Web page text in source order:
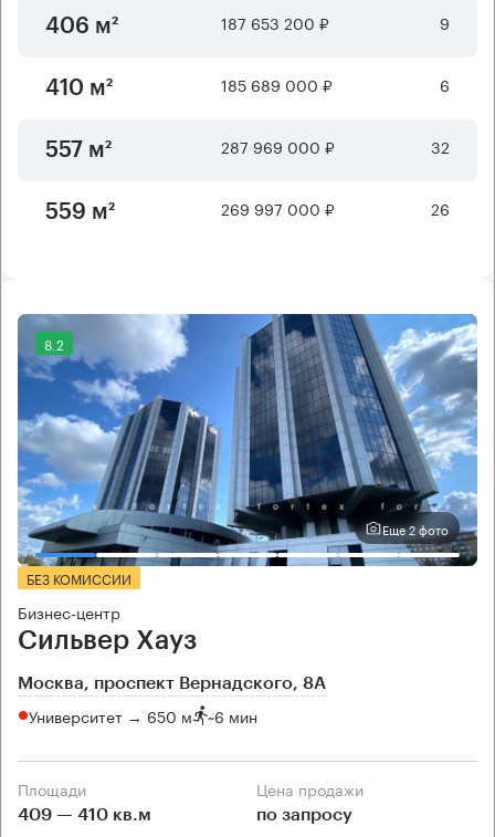
406 м² 187 653 200 ₽ 9
410 м² 185 689 000 ₽ 6
557 м² 287 969 000 ₽ 32
559 м² 269 997 000 ₽ 26
8.2
Еще 2 фото
БЕЗ КОМИССИИ
Бизнес-центр
Сильвер Хауз
Москва, проспект Вернадского, 8А
Университет → 650 м ~6 мин
Площади
409 — 410 кв.м
Цена продажи
по запросу